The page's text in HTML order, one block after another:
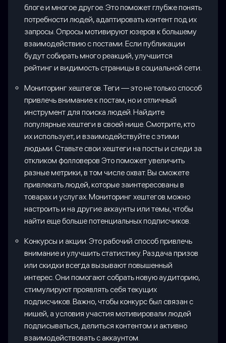
блоге и многое другое. Это поможет глубже понять
потребности людей, адаптировать контент под их
запросы. Опросы мотивируют юзеров к большему
взаимодействию с постами. Если публикации
будут собирать много реакций, улучшится
рейтинг и видимость страницы в социальной сети.
Мониторинг хештегов. Теги — это не только способ
привлечь внимание к постам, но и отличный
инструмент для поиска людей. Найдите
популярные хештеги в своей нише. Смотрите, кто
их использует, и взаимодействуйте с этими
людьми. Ставьте свои хештеги на посты и следи за
откликом фолловеров Это поможет увеличить
разные метрики, в том числе охват. Вы сможете
привлекать людей, которые заинтересованы в
товарах и услугах. Мониторинг хештегов можно
настроить и на другие аккаунты или темы, чтобы
найти еще больше потенциальных подписчиков.
Конкурсы и акции. Это рабочий способ привлечь
внимание и улучшить статистику. Раздача призов
или скидки всегда вызывают повышенный
интерес. Они помогают собрать новую аудиторию,
стимулируют проявлять себя текущих
подписчиков. Важно, чтобы конкурс был связан с
нишей, а условия участия мотивировали людей
подписываться, делиться контентом и активно
взаимодействовать с аккаунтом.